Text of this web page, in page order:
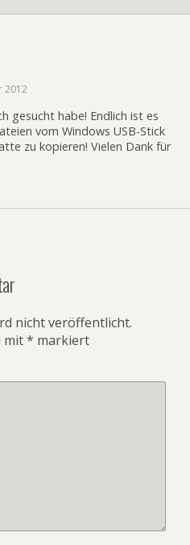
2012
gesucht habe! Endlich ist es
vom Windows USB-Stick
zu kopieren! Vielen Dank für
nicht veröffentlicht.
mit* markiert